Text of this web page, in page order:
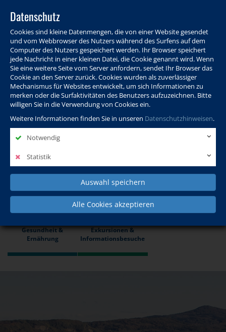
Datenschutz
Cookies sind kleine Datenmengen, die von einer Website gesendet
und vom Webbrowser des Nutzers während des Surfens auf dem
Computer des Nutzers gespeichert werden. Ihr Browser speichert
jede Nachricht in einer kleinen Datei, die Cookie genannt wird. Wenn
Sie eine weitere Seite vom Server anfordern, sendet Ihr Browser das
Cookie an den Server zurück. Cookies wurden als zuverlässiger
Mechanismus für Websites entwickelt, um sich Informationen zu
merken oder die Surfaktivitäten des Benutzers aufzuzeichnen. Bitte
willigen Sie in die Verwendung von Cookies ein.
Weitere Informationen finden Sie in unseren Datenschutzhinweisen.
Notwendig
Statistik
Auswahl speichern
Alle Cookies akzeptieren
Programm Info & Service Aktuelles Warenkorb Login
Ansprechpersonen Kontakt Sitemap
Politik, Wissenschaft &
Internationales
Beruf, IT & Digitales
Gesundheit &
Ernährung
Exkursionen &
Informationsbesuche